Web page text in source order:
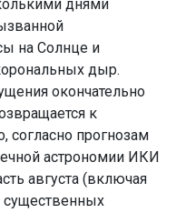
днями
на Солнце и
дыр.
окончательно
к
согласно прогнозам
астрономии ИКИ
августа (включая
существенных